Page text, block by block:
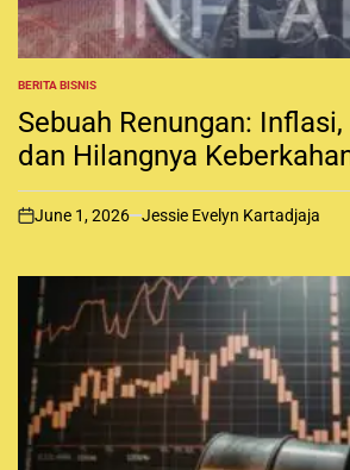
P
O
S
E
N
BERITA BISNIS
Sebuah Renungan:
dan Hilangnya
o
June 1, 2026 Jessie Evelyn Kartadjaja